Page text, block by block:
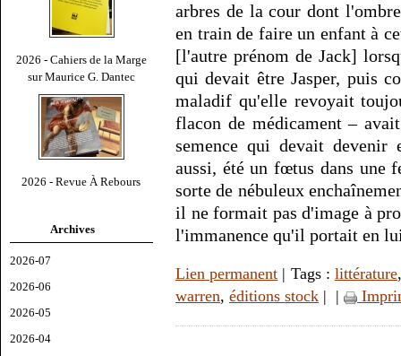
2026 - Cahiers de la Marge
sur Maurice G. Dantec
2026 - Revue À Rebours
Archives
2026-07
2026-06
2026-05
2026-04
arbres de la cour dont
en train de faire un enfant à
[l'autre prénom de Jack]
qui devait être Jasper, puis
maladif qu'elle revoyait
flacon de médicament –
semence qui devait
aussi, été un fœtus dans une
sorte de nébuleux
il ne formait pas d'image à
l'immanence qu'il portait en
Lien permanent | Tags : littérature
warren, éditions stock | |